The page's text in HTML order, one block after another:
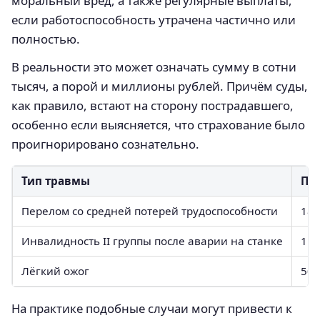
если работоспособность утрачена частично или
полностью.
В реальности это может означать сумму в сотни
тысяч, а порой и миллионы рублей. Причём суды,
как правило, встают на сторону пострадавшего,
особенно если выясняется, что страхование было
проигнорировано сознательно.
Тип травмы
Перелом со средней потерей трудоспособности
Инвалидность II группы после аварии на станке 1
Лёгкий ожог 50
На практике подобные случаи могут привести к